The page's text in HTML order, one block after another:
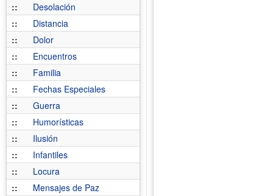
::
Desolación
::
Distancia
::
Dolor
::
Encuentros
::
Familia
::
Fechas Especiales
::
Guerra
::
Humorísticas
::
Ilusión
::
Infantiles
::
Locura
::
Mensajes de Paz